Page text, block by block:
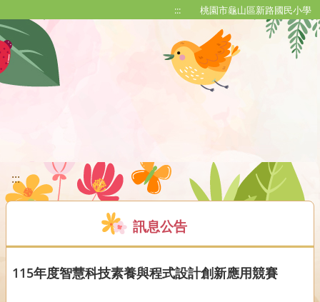
::: 桃園市龜山區新路國民小學
:::
訊息公告
115年度智慧科技素養與程式設計創新應用競賽